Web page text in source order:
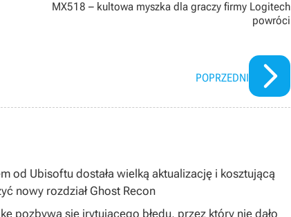
MX518 – kultowa myszka dla graczy firmy Logitech
powróci
POPRZEDNI
od Ubisoftu dostała wielką aktualizację i kosztującą
nowy rozdział Ghost Recon
pozbywa się irytującego błędu, przez który nie dało